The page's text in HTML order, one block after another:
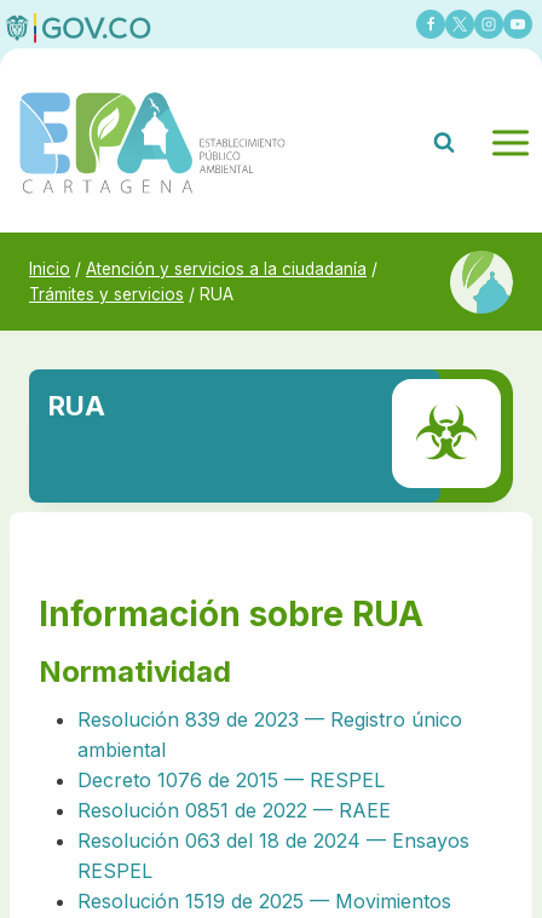
Saltar
al
Inicio / Atención y servicios a la ciudadanía /
Trámites y servicios / RUA
RUA
Información sobre RUA
Normatividad
Resolución 839 de 2023 — Registro único
ambiental
Decreto 1076 de 2015 — RESPEL
Resolución 0851 de 2022 — RAEE
Resolución 063 del 18 de 2024 — Ensayos
RESPEL
Resolución 1519 de 2025 — Movimientos